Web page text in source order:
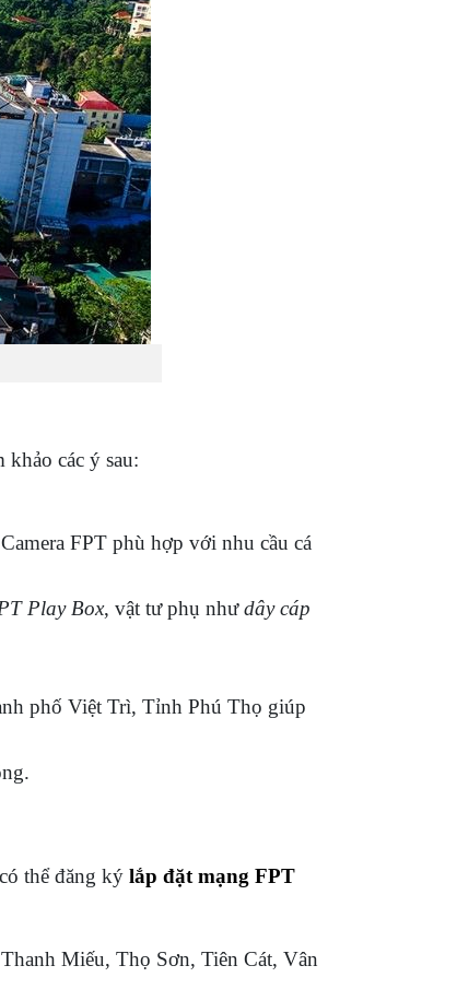
khảo các ý sau:
FPT phù hợp với nhu cầu cá
Play Box, vật tư phụ nhưdây cáp
phố Việt Trì, Tỉnh Phú Thọ giúp
thể đăng ký lắp đặt mạng FPT
Miếu, Thọ Sơn, Tiên Cát, Vân